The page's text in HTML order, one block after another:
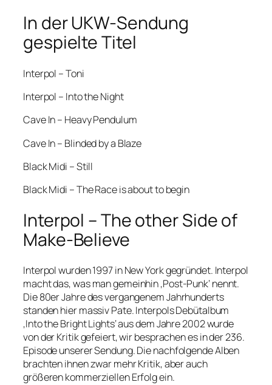
In der UKW-Sendung
gespielte Titel
Interpol – Toni
Interpol – Into the Night
Cave In – Heavy Pendulum
Cave In – Blinded by a Blaze
Black Midi – Still
Black Midi – The Race is about to begin
Interpol – The other Side of
Make-Believe
Interpol wurden 1997 in New York gegründet. Interpol
macht das, was man gemeinhin ‚Post-Punk‘ nennt.
Die 80er Jahre des vergangenem Jahrhunderts
standen hier massiv Pate. Interpols Debütalbum
‚Into the Bright Lights‘ aus dem Jahre 2002 wurde
von der Kritik gefeiert, wir besprachen es in der 236.
Episode unserer Sendung. Die nachfolgende Alben
brachten ihnen zwar mehr Kritik, aber auch
größeren kommerziellen Erfolg ein.